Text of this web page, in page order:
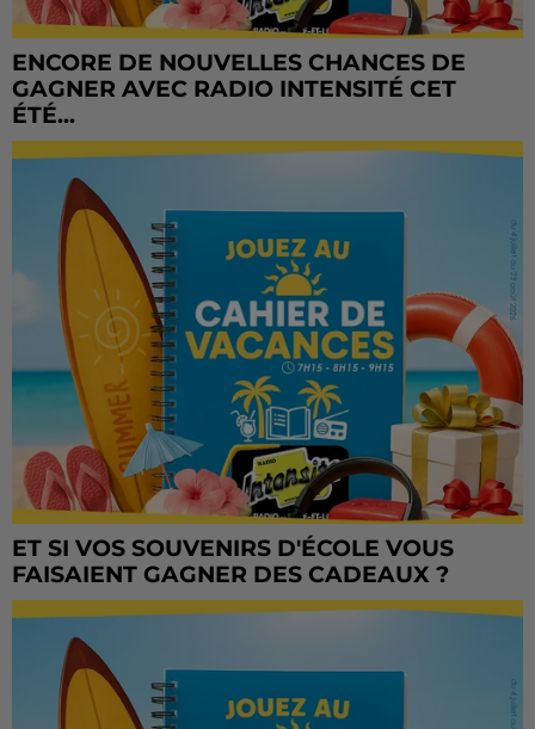
ENCORE DE NOUVELLES CHANCES DE
GAGNER AVEC RADIO INTENSITÉ CET
ÉTÉ...
ET SI VOS SOUVENIRS D'ÉCOLE VOUS
FAISAIENT GAGNER DES CADEAUX ?